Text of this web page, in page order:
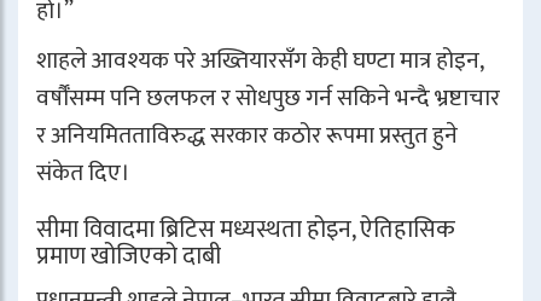
हो।”
शाहले आवश्यक परे अख्तियारसँग केही घण्टा मात्र होइन,
वर्षौँसम्म पनि छलफल र सोधपुछ गर्न सकिने भन्दै भ्रष्टाचार
र अनियमितताविरुद्ध सरकार कठोर रूपमा प्रस्तुत हुने
संकेत दिए।
सीमा विवादमा ब्रिटिस मध्यस्थता होइन, ऐतिहासिक
प्रमाण खोजिएको दाबी